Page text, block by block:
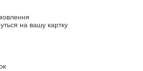
на вашу картку